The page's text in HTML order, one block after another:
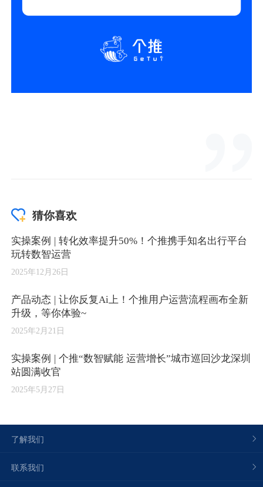
猜你喜欢
实操案例 | 转化效率提升50%！个推携手知名出行平台
玩转数智运营
2025年12月26日
产品动态 | 让你反复Ai上！个推用户运营流程画布全新
升级，等你体验~
2025年2月21日
实操案例 | 个推“数智赋能 运营增长”城市巡回沙龙深圳
站圆满收官
2025年5月27日
了解我们
联系我们